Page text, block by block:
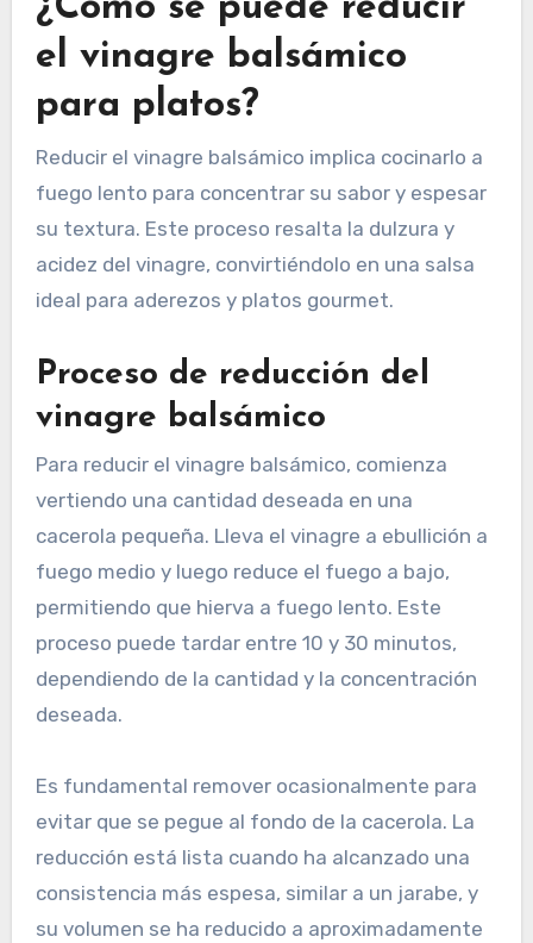
¿Cómo se puede reducir
el vinagre balsámico
para platos?
Reducir el vinagre balsámico implica cocinarlo a
fuego lento para concentrar su sabor y espesar
su textura. Este proceso resalta la dulzura y
acidez del vinagre, convirtiéndolo en una salsa
ideal para aderezos y platos gourmet.
Proceso de reducción del
vinagre balsámico
Para reducir el vinagre balsámico, comienza
vertiendo una cantidad deseada en una
cacerola pequeña. Lleva el vinagre a ebullición a
fuego medio y luego reduce el fuego a bajo,
permitiendo que hierva a fuego lento. Este
proceso puede tardar entre 10 y 30 minutos,
dependiendo de la cantidad y la concentración
deseada.
Es fundamental remover ocasionalmente para
evitar que se pegue al fondo de la cacerola. La
reducción está lista cuando ha alcanzado una
consistencia más espesa, similar a un jarabe, y
su volumen se ha reducido a aproximadamente